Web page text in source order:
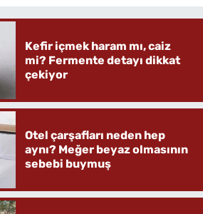
Kefir içmek haram mı, caiz
mi? Fermente detayı dikkat
çekiyor
Otel çarşafları neden hep
aynı? Meğer beyaz olmasının
sebebi buymuş